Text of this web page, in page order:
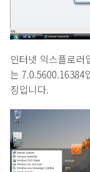
인터넷 익스플로러
는 7.0.5600.16384
징입니다.